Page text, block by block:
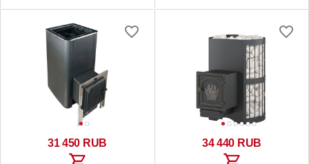
31 450 RUB 34 440 RUB